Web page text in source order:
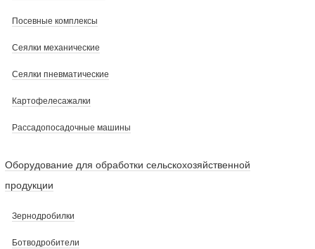
Посевные комплексы
Сеялки механические
Сеялки пневматические
Картофелесажалки
Рассадопосадочные машины
Оборудование для обработки сельскохозяйственной
продукции
Зернодробилки
Ботводробители